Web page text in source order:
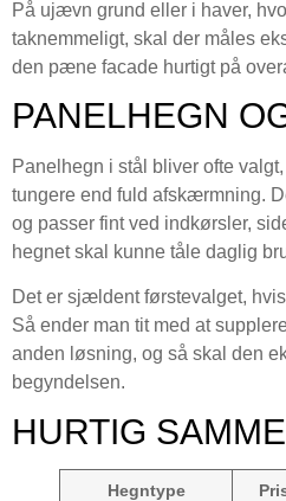
På ujævn grund eller i haver,
taknemmeligt, skal der måles
den pæne facade hurtigt på
PANELHEGN
Panelhegn i stål bliver ofte
tungere end fuld afskærmning.
og passer fint ved indkørsler,
hegnet skal kunne tåle daglig
Det er sjældent førstevalget,
Så ender man tit med at
anden løsning, og så skal den
begyndelsen.
HURTIG
Hegntype